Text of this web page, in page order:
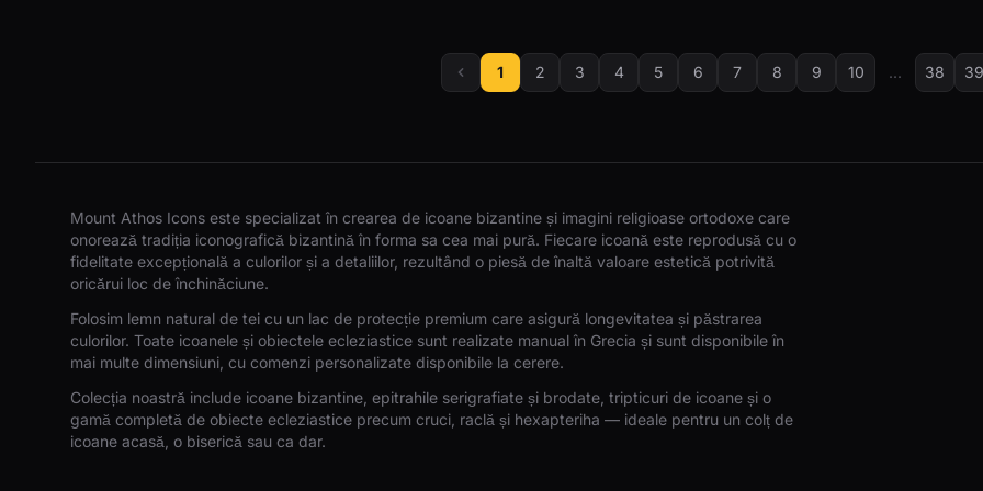
1 2 3 4 5 6 7 8 9 10 ... 38 39
Mount Athos Icons este specializat în crearea de icoane bizantine și imagini religioase ortodoxe care
onorează tradiția iconografică bizantină în forma sa cea mai pură. Fiecare icoană este reprodusă cu o
fidelitate excepțională a culorilor și a detaliilor, rezultând o piesă de înaltă valoare estetică potrivită
oricărui loc de închinăciune.
Folosim lemn natural de tei cu un lac de protecție premium care asigură longevitatea și păstrarea
culorilor. Toate icoanele și obiectele ecleziastice sunt realizate manual în Grecia și sunt disponibile în
mai multe dimensiuni, cu comenzi personalizate disponibile la cerere.
Colecția noastră include icoane bizantine, epitrahile serigrafiate și brodate, tripticuri de icoane și o
gamă completă de obiecte ecleziastice precum cruci, raclă și hexapteriha — ideale pentru un colț de
icoane acasă, o biserică sau ca dar.